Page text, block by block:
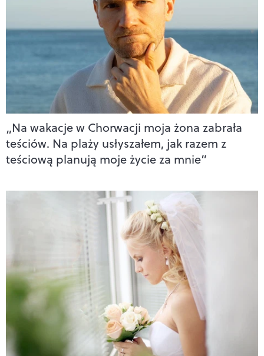
„Na wakacje w Chorwacji moja żona zabrała
teściów. Na plaży usłyszałem, jak razem z
teściową planują moje życie za mnie”